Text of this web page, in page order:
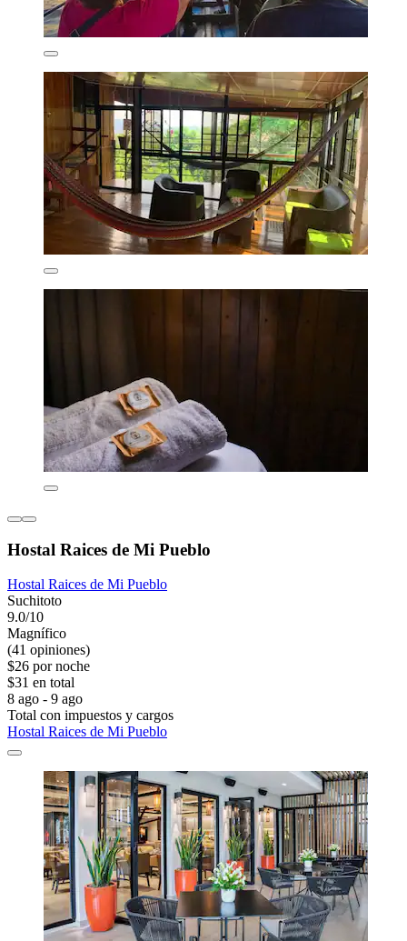
Hostal Raices de Mi Pueblo
Hostal Raices de Mi Pueblo
Suchitoto
9.0/10
Magnífico
(41 opiniones)
$26 por noche
$31 en total
8 ago - 9 ago
Total con impuestos y cargos
Hostal Raices de Mi Pueblo